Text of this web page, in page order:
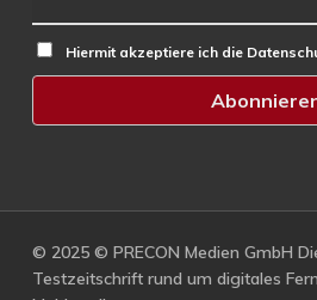
Hiermit akzeptiere ich die
© 2025 © PRECON Medien GmbH
Testzeitschrift rund um digitales